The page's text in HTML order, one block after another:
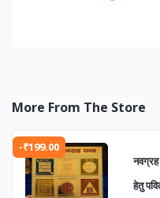
More From The Store
-₹199.00
हेतु